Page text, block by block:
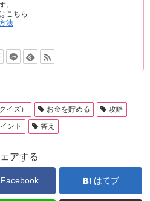
。
こちら
法
イズ） お金を貯める
攻略
ント 答え
アする
Facebook はてブ